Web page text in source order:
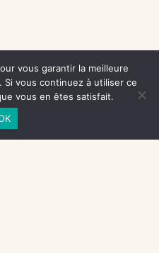
vous garantir la meilleure
vous continuez à utiliser ce
vous en êtes satisfait.